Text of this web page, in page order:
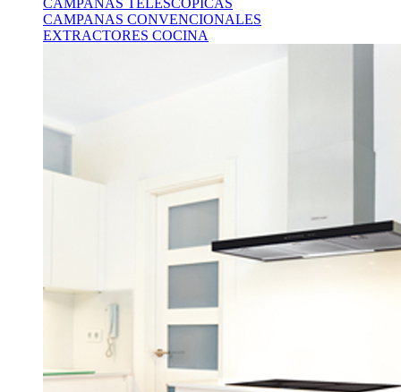
CAMPANAS TELESCOPICAS
CAMPANAS CONVENCIONALES
EXTRACTORES COCINA